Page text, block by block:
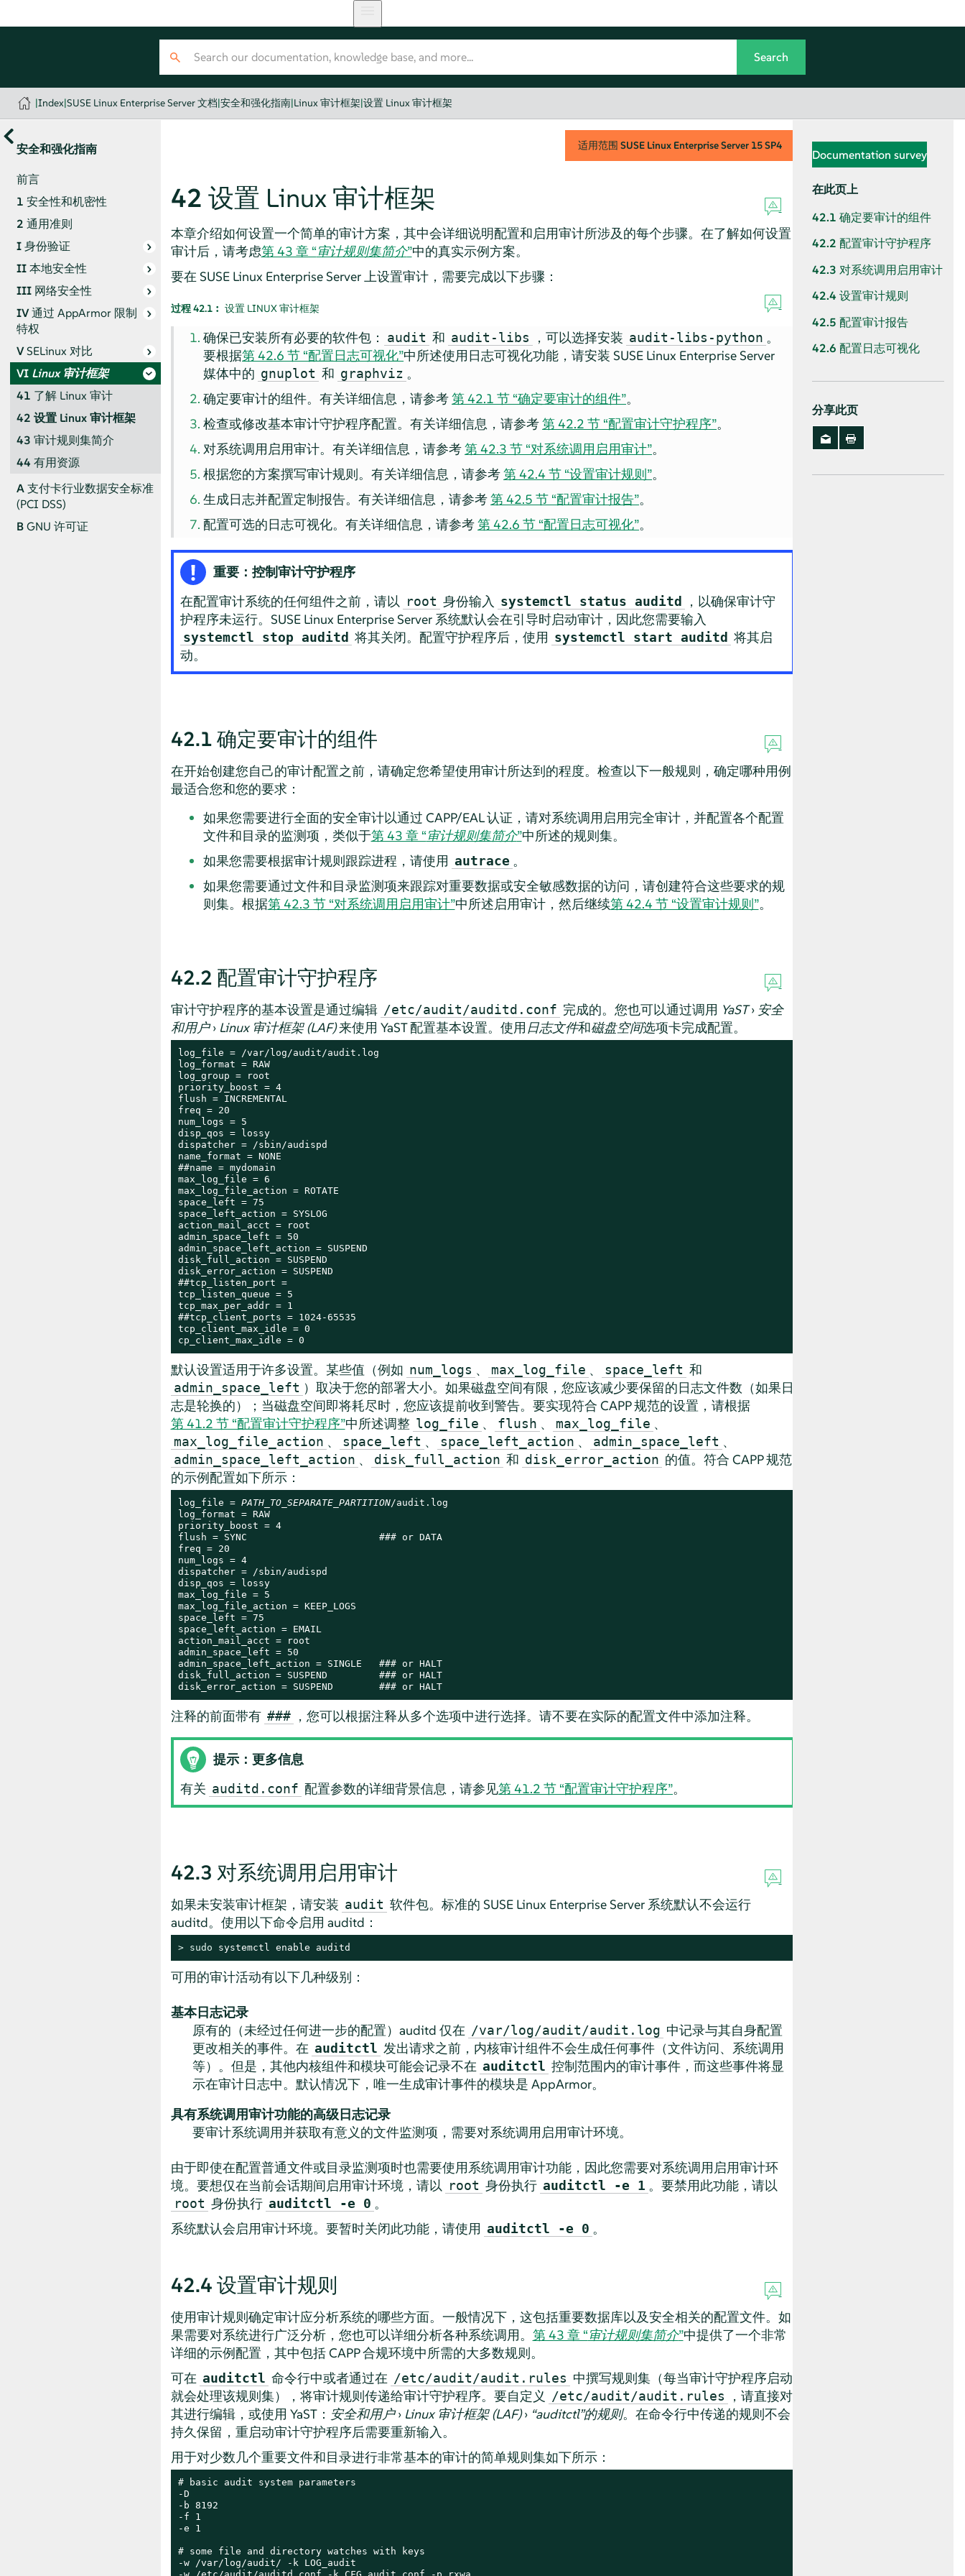
|Index|SUSE Linux Enterprise Server 文档|安全和强化指南|Linux 审计框架|设置 Linux 审计框架
安全和强化指南
前言
1 安全性和机密性
2 通用准则
I身份验证
II本地安全性
III 网络安全性
IV通过 AppArmor限制
特权
VSELinux 对比
VI Linux 审计框架
41 了解 Linux 审计
42 设置 Linux 审计框架
43 审计规则集简介
44 有用资源
A支付卡行业数据安全标准
(PCI DSS)
BGNU 许可证
适用范围 SUSE Linux Enterprise Server 15 SP4
42 设置 Linux 审计框架
本章介绍如何设置一个简单的审计方案，其中会详细说明配置和启用审计所涉及的每个步骤。在了解如何设置
审计后，请考虑第 43 章 “审计规则集简介”中的真实示例方案。
要在 SUSE Linux Enterprise Server上设置审计，需要完成以下步骤：
过程 42.1︰ 设置 LINUX 审计框架
确保已安装所有必要的软件包： audit 和 audit-libs ，可以选择安装 audit-libs-python 。
要根据第 42.6 节 “配置日志可视化”中所述使用日志可视化功能，请安装 SUSE Linux Enterprise Server
媒体中的 gnuplot 和 graphviz 。
确定要审计的组件。有关详细信息，请参考第 42.1 节 “确定要审计的组件”。
检查或修改基本审计守护程序配置。有关详细信息，请参考第 42.2 节 “配置审计守护程序”。
对系统调用启用审计。有关详细信息，请参考第 42.3 节 “对系统调用启用审计”。
根据您的方案撰写审计规则。有关详细信息，请参考第 42.4 节 “设置审计规则”。
生成日志并配置定制报告。有关详细信息，请参考第 42.5 节 “配置审计报告”。
配置可选的日志可视化。有关详细信息，请参考第 42.6 节 “配置日志可视化”。
重要：控制审计守护程序
在配置审计系统的任何组件之前，请以 root 身份输入 systemctl status auditd
，以确保审计守
护程序未运行。 SUSE Linux Enterprise Server 系统默认会在引导时启动审计，因此您需要输入
systemctl stop auditd 将其关闭。配置守护程序后，使用 systemctl start auditd 将其启
动。
42.1 确定要审计的组件
在开始创建您自己的审计配置之前，请确定您希望使用审计所达到的程度。检查以下一般规则，确定哪种用例
最适合您和您的要求：
如果您需要进行全面的安全审计以通过 CAPP/EAL 认证，请对系统调用启用完全审计，并配置各个配置
文件和目录的监测项，类似于第 43 章 “审计规则集简介”中所述的规则集。
如果您需要根据审计规则跟踪进程，请使用 autrace 。
如果您需要通过文件和目录监测项来跟踪对重要数据或安全敏感数据的访问，请创建符合这些要求的规
则集。根据第 42.3 节 “对系统调用启用审计”中所述启用审计，然后继续第 42.4 节 “设置审计规则”。
42.2 配置审计守护程序
审计守护程序的基本设置是通过编辑 /etc/audit/auditd.conf 完成的。您也可以通过调用 YaST› 安全
和用户› Linux 审计框架 (LAF)来使用 YaST 配置基本设置。使用 日志文件和磁盘空间选项卡完成配置。
log_file = /var/log/audit/audit.log
log_format = RAW
log_group = root
priority_boost = 4
flush = INCREMENTAL
freq = 20
num_logs = 5
disp_qos = lossy
dispatcher = /sbin/audispd
name_format = NONE
##name = mydomain
max_log_file = 6
max_log_file_action = ROTATE
space_left = 75
space_left_action = SYSLOG
action_mail_acct = root
admin_space_left = 50
admin_space_left_action = SUSPEND
disk_full_action = SUSPEND
disk_error_action = SUSPEND
##tcp_listen_port =
tcp_listen_queue = 5
tcp_max_per_addr = 1
##tcp_client_ports = 1024-65535
tcp_client_max_idle = 0
cp_client_max_idle = 0
默认设置适用于许多设置。某些值（例如 num_logs 、 max_log_file 、 space_left 和
admin_space_left ）取决于您的部署大小。如果磁盘空间有限，您应该减少要保留的日志文件数（如果日
志是轮换的）；当磁盘空间即将耗尽时，您应该提前收到警告。要实现符合 CAPP 规范的设置，请根据
第 41.2 节 “配置审计守护程序”中所述调整 log_file 、 flush 、 max_log_file 、
max_log_file_action 、 space_left 、 space_left_action 、 admin_space_left 、
admin_space_left_action 、 disk_full_action 和 disk_error_action 的值。符合 CAPP 规范
的示例配置如下所示：
log_file = PATH_TO_SEPARATE_PARTITION/audit.log
log_format = RAW
priority_boost = 4
flush = SYNC                       ### or DATA
freq = 20
num_logs = 4
dispatcher = /sbin/audispd
disp_qos = lossy
max_log_file = 5
max_log_file_action = KEEP_LOGS
space_left = 75
space_left_action = EMAIL
action_mail_acct = root
admin_space_left = 50
admin_space_left_action = SINGLE   ### or HALT
disk_full_action = SUSPEND         ### or HALT
disk_error_action = SUSPEND        ### or HALT
注释的前面带有 ### ，您可以根据注释从多个选项中进行选择。请不要在实际的配置文件中添加注释。
提示：更多信息
有关 auditd.conf 配置参数的详细背景信息，请参见第 41.2 节 “配置审计守护程序”。
42.3 对系统调用启用审计
如果未安装审计框架，请安装 audit 软件包。标准的 SUSE Linux Enterprise Server系统默认不会运行
auditd。使用以下命令启用 auditd：
> sudo systemctl enable auditd
可用的审计活动有以下几种级别：
基本日志记录
原有的（未经过任何进一步的配置）auditd 仅在 /var/log/audit/audit.log 中记录与其自身配置
更改相关的事件。在 auditctl 发出请求之前，内核审计组件不会生成任何事件（文件访问、系统调用
等）。但是，其他内核组件和模块可能会记录不在 auditctl 控制范围内的审计事件，而这些事件将显
示在审计日志中。默认情况下，唯一生成审计事件的模块是 AppArmor。
具有系统调用审计功能的高级日志记录
要审计系统调用并获取有意义的文件监测项，需要对系统调用启用审计环境。
由于即使在配置普通文件或目录监测项时也需要使用系统调用审计功能，因此您需要对系统调用启用审计环
境。要想仅在当前会话期间启用审计环境，请以 root 身份执行 auditctl -e 1 。要禁用此功能，请以
root 身份执行 auditctl -e 0 。
系统默认会启用审计环境。要暂时关闭此功能，请使用 auditctl -e 0 。
42.4 设置审计规则
使用审计规则确定审计应分析系统的哪些方面。一般情况下，这包括重要数据库以及安全相关的配置文件。如
果需要对系统进行广泛分析，您也可以详细分析各种系统调用。 第 43 章 “审计规则集简介”中提供了一个非常
详细的示例配置，其中包括 CAPP 合规环境中所需的大多数规则。
可在 auditctl 命令行中或者通过在 /etc/audit/audit.rules 中撰写规则集（每当审计守护程序启动
就会处理该规则集），将审计规则传递给审计守护程序。要自定义
/etc/audit/audit.rules
，请直接对
其进行编辑，或使用 YaST： 安全和用户› Linux 审计框架 (LAF)› “auditctl”的规则。在命令行中传递的规则不会
持久保留，重启动审计守护程序后需要重新输入。
用于对少数几个重要文件和目录进行非常基本的审计的简单规则集如下所示：
# basic audit system parameters
-D
-b 8192
-f 1
-e 1
# some file and directory watches with keys
-w /var/log/audit/ -k LOG_audit
Documentation survey
在此页上
42.1 确定要审计的组件
42.2 配置审计守护程序
42.3 对系统调用启用审计
42.4 设置审计规则
42.5 配置审计报告
42.6 配置日志可视化
分享此页